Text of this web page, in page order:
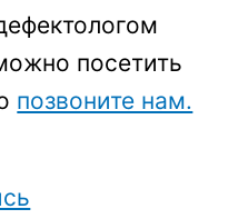
посетить
позвоните нам.